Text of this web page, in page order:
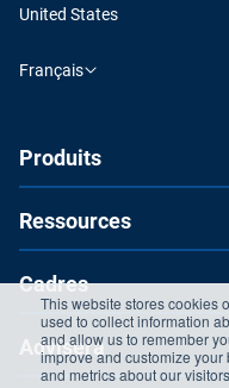
This website stores cookies
used to collect information
and allow us to remember
improve and customize
and metrics about our
United States
Français
Produits
Ressources
Cadres
Advisera